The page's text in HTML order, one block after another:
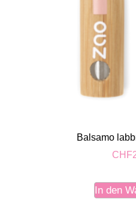
Balsamo
CHF
In den